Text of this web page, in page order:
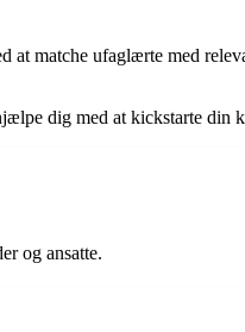
matche ufaglærte med
dig med at kickstarte din
og ansatte.